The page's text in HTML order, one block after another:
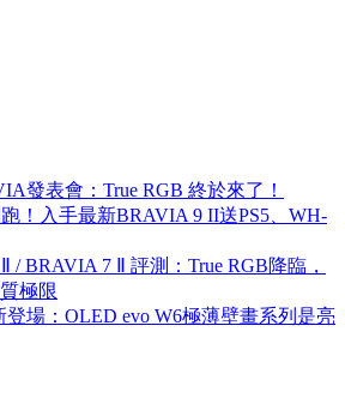
發表會：True RGB 終於來了！
！入手最新BRAVIA 9 II送PS5、WH-
/ BRAVIA 7 Ⅱ 評測：True RGB降臨，
極限
場：OLED evo W6極薄壁畫系列是亮